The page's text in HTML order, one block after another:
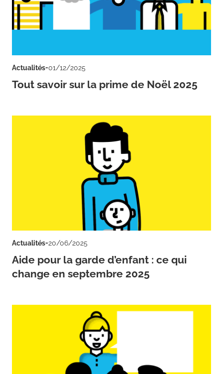
Actualités-01/12/2025
Tout savoir sur la prime de Noël 2025
Actualités-20/06/2025
Aide pour la garde d’enfant : ce qui
change en septembre 2025